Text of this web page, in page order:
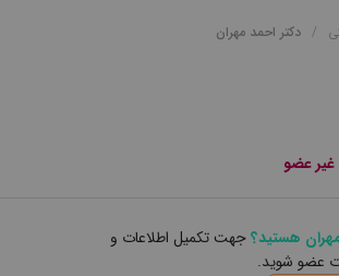
دکتر احمد مهران
غیر عضو
هستید؟جهت تکمیل اطلاعات و
عضو شوید.